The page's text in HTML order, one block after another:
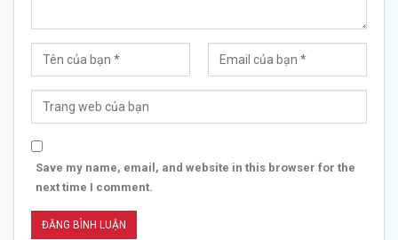
Save my name, email, and website in this browser for the
next time I comment.